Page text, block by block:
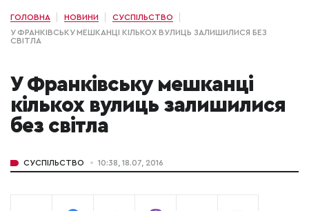
ГОЛОВНА НОВИНИ
СУСПІЛЬСТВО
У ФРАНКІВСЬКУ МЕШКАНЦІ КІЛЬКОХ ВУЛИЦЬ ЗАЛИШИЛИСЯ БЕЗ
СВІТЛА
У Франківську мешканці
кількох вулиць залишилися
без світла
СУСПІЛЬСТВО 10:38, 18.07, 2016